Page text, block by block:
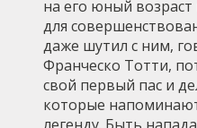
на его юный
для
даже шутил с ним,
Франческо Тотти,
свой первый пас и
которые